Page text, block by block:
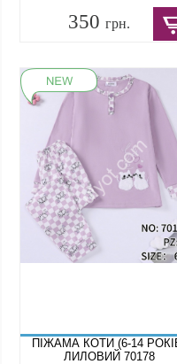
350 грн.
ПІЖАМА КОТИ (6-14
ЛИЛОВИЙ 70178